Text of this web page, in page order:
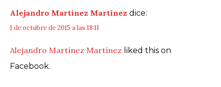
Alejandro Martínez Martínez dice:
1 de octubre de 2015 a las 18:11
Alejandro Martínez Martínez liked this on
Facebook.